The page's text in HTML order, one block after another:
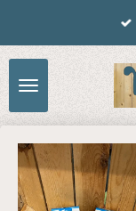
naar
de
hoofdinhoud